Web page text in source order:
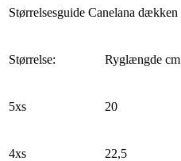
Størrelsesguide Canelana dækken
Størrelse: Ryglængde cm
5xs 20
4xs 22,5